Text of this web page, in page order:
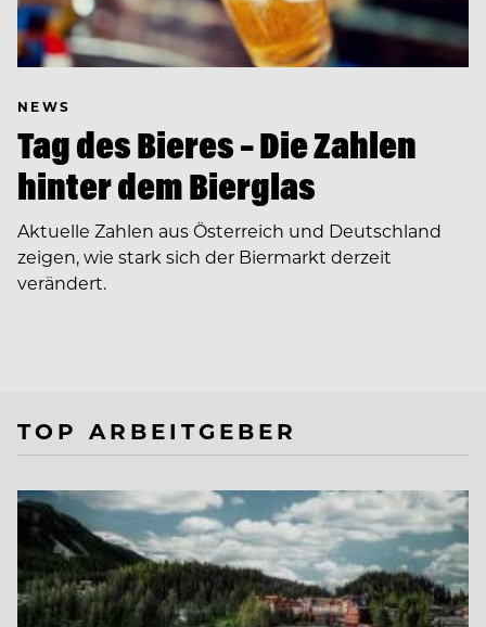
NEWS
Tag des Bieres – Die Zahlen
hinter dem Bierglas
Aktuelle Zahlen aus Österreich und Deutschland
zeigen, wie stark sich der Biermarkt derzeit
verändert.
TOP ARBEITGEBER